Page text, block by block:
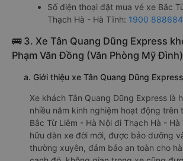
Số điện thoại đặt mua vé xe Bắc
Thạch Hà - Hà Tĩnh: 1900 888684
🚌 3. Xe Tân Quang Dũng Express
Phạm Văn Đồng (Văn Phòng Mỹ Đình)
a. Giới thiệu xe Tân Quang Dũng Express
Xe khách Tân Quang Dũng Express là
nhiều năm kinh nghiệm hoạt động
Bắc Từ Liêm - Hà Nội đi Thạch Hà -
hữu dàn xe đời mới, được bảo dưỡng
thường xuyên, đảm bảo an toàn cho